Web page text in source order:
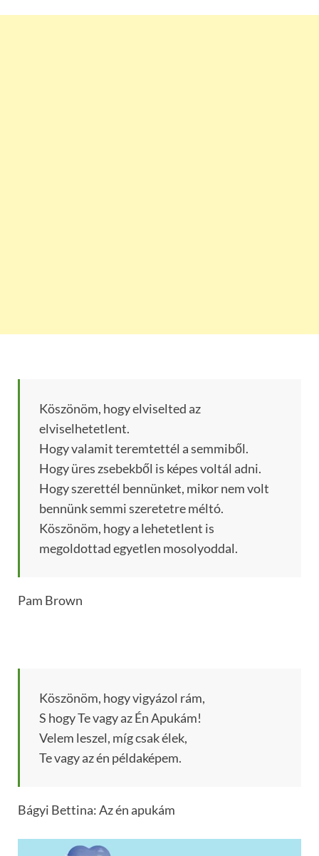
Köszönöm, hogy elviselted az
elviselhetetlent.
Hogy valamit teremtettél a semmiből.
Hogy üres zsebekből is képes voltál adni.
Hogy szerettél bennünket, mikor nem volt
bennünk semmi szeretetre méltó.
Köszönöm, hogy a lehetetlent is
megoldottad egyetlen mosolyoddal.
Pam Brown
Köszönöm, hogy vigyázol rám,
S hogy Te vagy az Én Apukám!
Velem leszel, míg csak élek,
Te vagy az én példaképem.
Bágyi Bettina: Az én apukám